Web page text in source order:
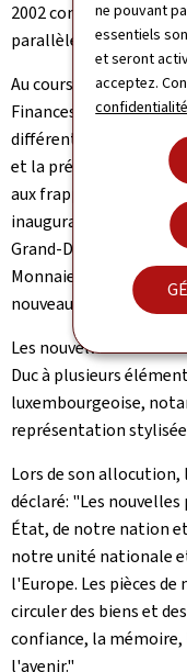
ne pouvant
essentiels
et seront
acceptez.
confidentialité
2002 conservent leur
parallèlement aux
Au cours de la visite,
Finances et le
différentes étapes de
et la préparation des
aux frappes spéciales.
inaugurale de la
Grand-Duc, réalisée
Monnaie de Paris et
nouveaux graphismes.
Les nouvelles faces
Duc à plusieurs
luxembourgeoise,
représentation
Lors de son allocution,
déclaré: "Les
État, de notre nation
notre unité nationale
l'Europe. Les pièces
circuler des biens et
confiance, la
l'avenir."